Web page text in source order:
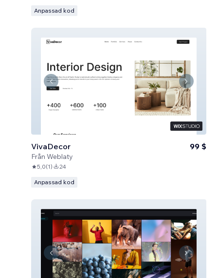
Anpassad kod
VivaDecor
Från Weblaty
99 $
5,0(1) 24
Anpassad kod